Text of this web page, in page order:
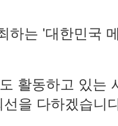
하는 '대한민국
활동하고 있는
을 다하겠습니